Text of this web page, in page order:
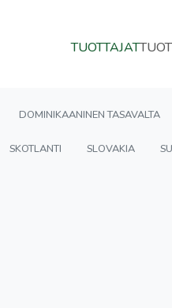
TUOTTAJAT
DOMINIKAANINEN TASAVALTA
SKOTLANTI SLOVAKIA